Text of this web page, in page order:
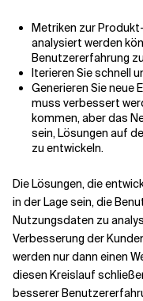
Metriken zur
analysiert werden
Benutzererfahrung
Iterieren Sie schnell
Generieren Sie neue
muss verbessert
kommen, aber das
sein, Lösungen auf
zu entwickeln.
Die Lösungen, die
in der Lage sein, die
Nutzungsdaten zu
Verbesserung der
werden nur dann einen
diesen Kreislauf
besserer